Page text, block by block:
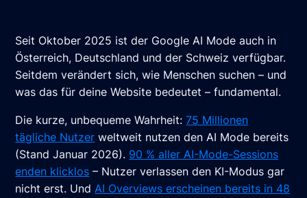
Seit Oktober 2025 ist der Google AI Mode auch in
Österreich, Deutschland und der Schweiz verfügbar.
Seitdem verändert sich, wie Menschen suchen – und
was das für deine Website bedeutet – fundamental.
Die kurze, unbequeme Wahrheit:75 Millionen
tägliche Nutzer weltweit nutzen den AI Mode bereits
(Stand Januar 2026). 90 % aller AI-Mode-Sessions
enden klicklos – Nutzer verlassen den KI-Modus gar
nicht erst. UndAI Overviews erscheinen bereits in 48